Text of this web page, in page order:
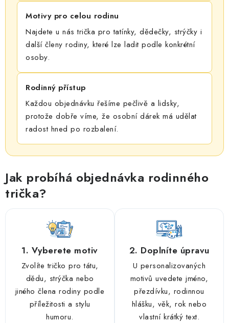
Motivy pro celou rodinu
Najdete u nás trička pro tatínky, dědečky, strýčky i
další členy rodiny, které lze ladit podle konkrétní
osoby.
Rodinný přístup
Každou objednávku řešíme pečlivě a lidsky,
protože dobře víme, že osobní dárek má udělat
radost hned po rozbalení.
Jak probíhá objednávka rodinného
trička?
1. Vyberete motiv
Zvolíte tričko pro tátu,
dědu, strýčka nebo
jiného člena rodiny podle
příležitosti a stylu
humoru.
2. Doplníte úpravu
U personalizovaných
motivů uvedete jméno,
přezdívku, rodinnou
hlášku, věk, rok nebo
vlastní krátký text.